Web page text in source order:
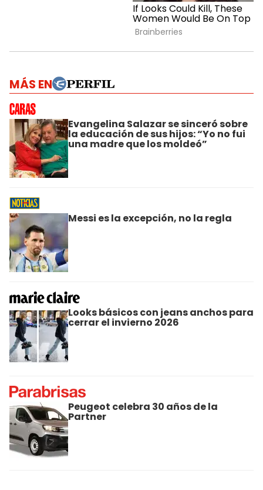
MÁS EN
Evangelina Salazar se sinceró sobre
la educación de sus hijos: “Yo no fui
una madre que los moldeó”
Messi es la excepción, no la regla
Looks básicos con jeans anchos para
cerrar el invierno 2026
Peugeot celebra 30 años de la
Partner